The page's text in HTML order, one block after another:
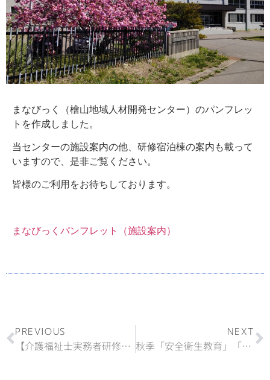
まなびっく（檜山地域人材開発センター）のパンフレッ
トを作成しました。
当センターの施設案内の他、研修宿泊棟の案内も載って
いますので、是非ご覧ください。
皆様のご利用をお待ちしております。
まなびっくパンフレット（施設案内）
PREVIOUS
【介護福祉士実務者研修】の受講生を募集します。
NEXT
秋季「安全衛生教育」「特別教育」 受講生を募集します！